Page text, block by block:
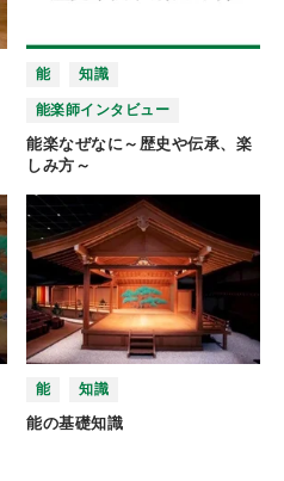
能 知識
能楽師インタビュー
能楽なぜなに～歴史や伝承、楽
しみ方～
能 知識
能の基礎知識